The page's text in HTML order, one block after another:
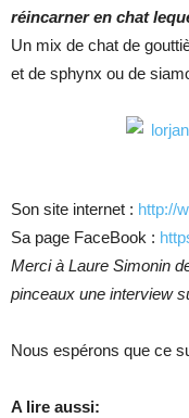
réincarner en chat
Un mix de chat de
et de sphynx ou de
Son site internet : http://
Sa page FaceBook :
Merci à Laure Simonin
pinceaux une interview
Nous espérons que ce
A lire aussi: